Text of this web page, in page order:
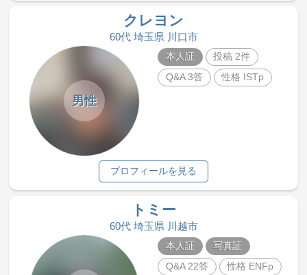
クレヨン
60代 埼玉県 川口市
男性
本人証
投稿 2件
Q&A 3答
性格 ISTp
プロフィールを見る
トミー
60代 埼玉県 川越市
本人証
写真証
Q&A 22答
性格 ENFp